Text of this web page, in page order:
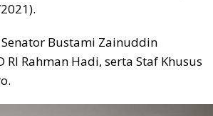
Bustami Zainuddin
RI Rahman Hadi, serta Staf Khusus